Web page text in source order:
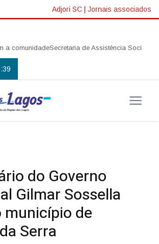
Adjori SC | Jornais associados
Secretaria de Assistência Social realiza
do Governo
Gilmar Sossella
município de
Serra